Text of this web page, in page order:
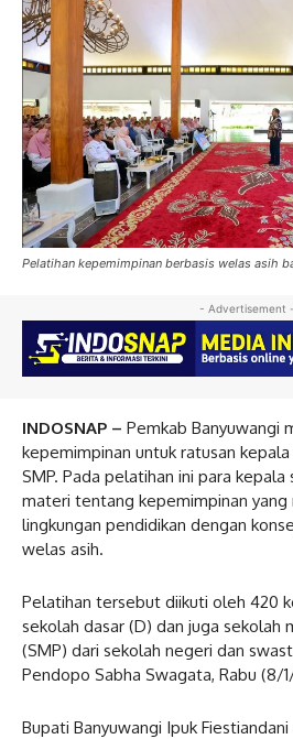
Pelatihan kepemimpinan berbasis welas asih
- Advertisement -
INDOSNAP – Pemkab Banyuwangi
kepemimpinan untuk ratusan
SMP. Pada pelatihan ini para
materi tentang kepemimpinan yang
lingkungan pendidikan dengan
welas asih.
Pelatihan tersebut diikuti oleh 420
sekolah dasar (D) dan juga sekolah
(SMP) dari sekolah negeri dan
Pendopo Sabha Swagata, Rabu (8/
Bupati Banyuwangi Ipuk